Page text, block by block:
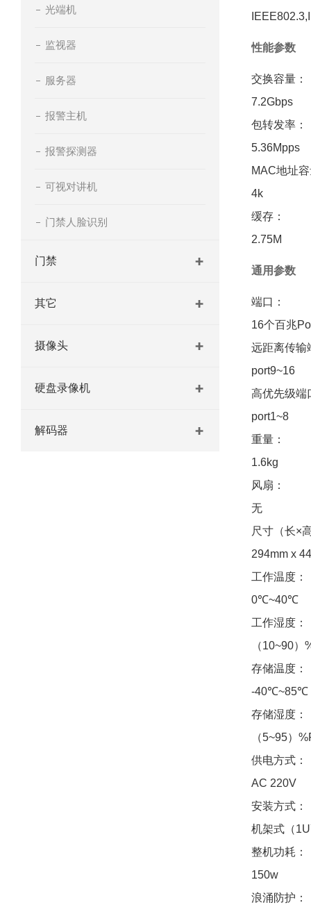
光端机
监视器
服务器
报警主机
报警探测器
可视对讲机
门禁人脸识别
门禁
其它
摄像头
硬盘录像机
解码器
性能参数
交换容量：
7.2Gbps
包转发率：
5.36Mpps
MAC地址
4k
缓存：
2.75M
通用参数
端口：
16个百兆
远距离传输
port9~16
高优先级端
port1~8
重量：
1.6kg
风扇：
无
尺寸（长×
294mm x
工作温度：
0℃~40℃
工作湿度：
（10~90）
存储温度：
-40℃~85℃
存储湿度：
（5~95）
供电方式：
AC 220V
安装方式：
机架式（
整机功耗：
150w
浪涌防护：